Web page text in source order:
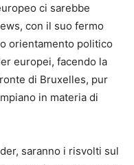
ci sarebbe
con il suo fermo
orientamento politico
europei, facendo la
di Bruxelles, pur
in materia di
saranno i risvolti sul